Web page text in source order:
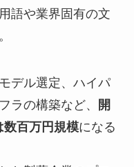
語や業界固有の文
デル選定、ハイパ
ラの構築など、
開
数百万円規模になる